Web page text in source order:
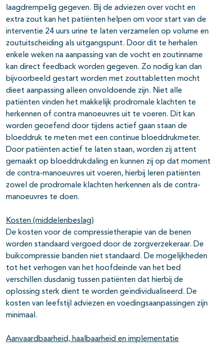
laagdrempelig gegeven. Bij de adviezen over vocht en
extra zout kan het patiënten helpen om voor start van de
interventie 24 uurs urine te laten verzamelen op volume en
zoutuitscheiding als uitgangspunt. Door dit te herhalen
enkele weken na aanpassing van de vocht en zoutinname
kan direct feedback worden gegeven. Zo nodig kan dan
bijvoorbeeld gestart worden met zouttabletten mocht
dieet aanpassing alleen onvoldoende zijn. Niet alle
patiënten vinden het makkelijk prodromale klachten te
herkennen of contra manoeuvres uit te voeren. Dit kan
worden geoefend door tijdens actief gaan staan de
bloeddruk te meten met een continue bloeddrukmeter.
Door patiënten actief te laten staan, worden zij attent
gemaakt op bloeddrukdaling en kunnen zij op dat moment
de contra-manoeuvres uit voeren, hierbij leren patiënten
zowel de prodromale klachten herkennen als de contra-
manoeuvres te doen.
Kosten (middelenbeslag)
De kosten voor de compressietherapie van de benen
worden standaard vergoed door de zorgverzekeraar. De
buikcompressie banden niet standaard. De mogelijkheden
tot het verhogen van het hoofdeinde van het bed
verschillen dusdanig tussen patiënten dat hierbij de
oplossing sterk dient te worden geïndividualiseerd. De
kosten van leefstijl adviezen en voedingsaanpassingen zijn
minimaal.
Aanvaardbaarheid, haalbaarheid en implementatie